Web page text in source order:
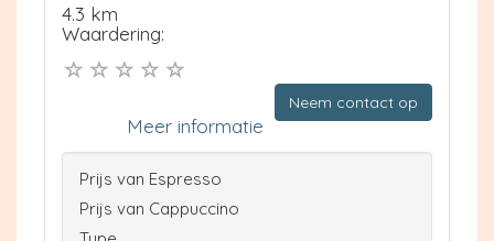
4.3 km
Waardering:
Neem contact op
Meer informatie
Prijs van Espresso
Prijs van Cappuccino